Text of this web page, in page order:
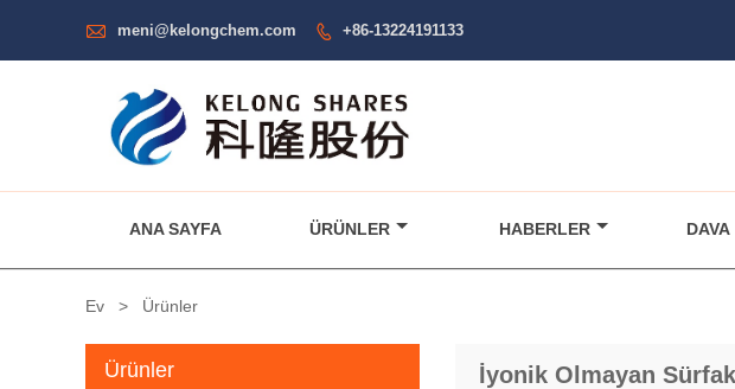
 meni@kelongchem.com  +86-13224191133
ANA SAYFA ÜRÜNLER HABERLER DAVA
Ev > Ürünler
İyonik Olmayan
Ürünler